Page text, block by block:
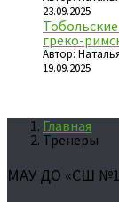
23.09.2025
греко-
Автор:
19.09.2025
Главная
Тренеры
МАУ ДО «СШ